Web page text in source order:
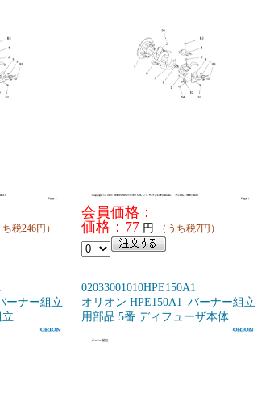
ち税246円）
会員価格：
価格：77 円 （うち税7円）
ーナー組立
02033001010HPE150A1
オリオン HPE150A1_バーナー組立
用部品 5番 ディフューザ本体